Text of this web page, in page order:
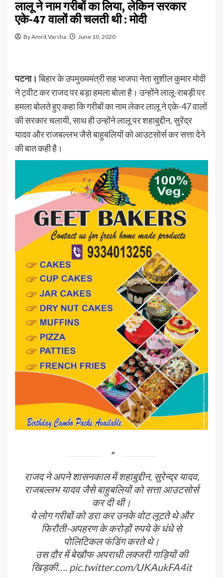
लालू ने नाम गरीबों का लिया, लेकिन सरकार
एके-47 वालों की चलती थी : मोदी
By Amrit Varsha June 10, 2020
पटना। बिहार के उपमुख्यमंत्री सह भाजपा नेता सुशील कुमार मोदी
ने ट्वीट कर राजद पर बड़ा हमला बोला है। उन्होंने लालू-राबड़ी पर
हमला बोलते हुए कहा कि गरीबों का नाम लेकर लालू ने एके-47 वालों
की सरकार चलायी, साथ ही उन्होंने लालू पर शहाबुद्दीन, सुरेंद्र
यादव और राजबल्लभ जैसे बाहुबलियों को आउटसोर्स कर सत्ता देने
की बात कही है।
राजद ने अपने शासनकाल में शहाबुद्दीन, सुरेन्द्र यादव,
राजबल्लभ यादव जैसे बाहुबलियों को सत्ता आउटसोर्स
कर दी थी।
ये लोग गरीबों को डरा कर उनके वोट लूटते थे और
फिरौती-अपहरण के करोड़ों रुपये के धंधे से
पोलिटिकल फंडिंग करते थे।
उस दौर में बेखौफ अपराधी लक्जरी गाड़ियों की
खिड़की…. pic.twitter.com/UKAukFA4it